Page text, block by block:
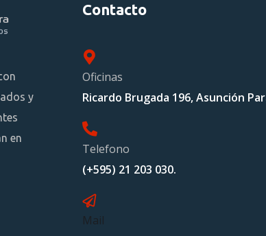
y
en
Contacto
Oficinas
Ricardo Brugada 196, Asunción
Telefono
(+595) 21 203 030.
Mail